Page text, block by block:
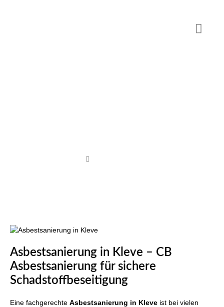
Asbestsanierung in Kleve – CB
Asbestsanierung für sichere
Schadstoffbeseitigung
Eine fachgerechte Asbestsanierung in Kleve ist bei vielen